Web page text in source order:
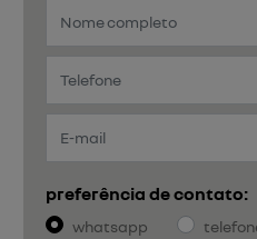
preferência de contato:
whatsapp